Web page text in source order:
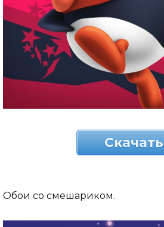
Скачать
Обои со смешариком.